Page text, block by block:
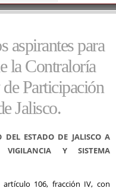
aspirantes para
la Contraloría
Participación
Jalisco.
DEL ESTADO DE JALISCOA
Y SISTEMA
106, fracción IV, con